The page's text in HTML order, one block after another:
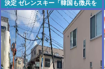
決定 ゼレンスキー「韓国も徴兵を
寄越せ」